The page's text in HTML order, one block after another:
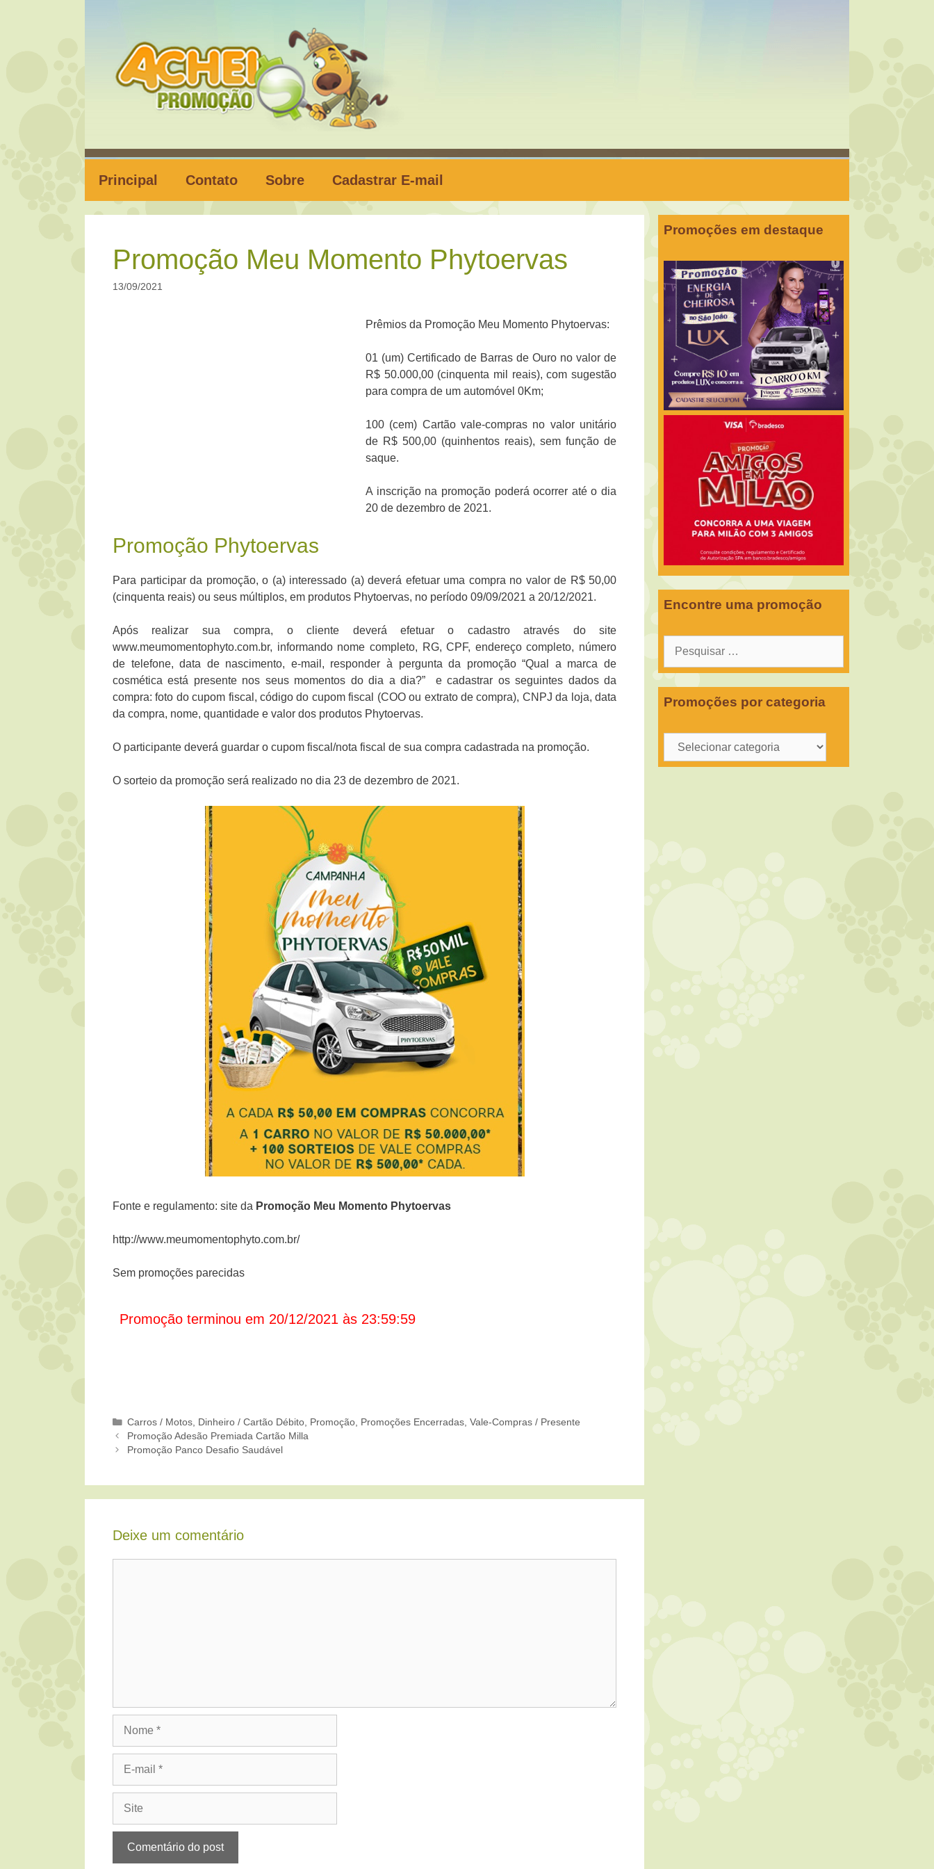
Principal Contato Sobre Cadastrar E-mail
Promoção Meu Momento Phytoervas
13/09/2021
Prêmios da Promoção Meu Momento Phytoervas:
01 (um) Certificado de Barras de Ouro no valor de
R$ 50.000,00 (cinquenta mil reais), com sugestão
para compra de um automóvel 0Km;
100 (cem) Cartão vale-compras no valor unitário
de R$ 500,00 (quinhentos reais), sem função de
saque.
A inscrição na promoção poderá ocorrer até o dia
20 de dezembro de 2021.
Promoção Phytoervas
Para participar da promoção, o (a) interessado (a) deverá efetuar uma compra no valor de R$ 50,00
(cinquenta reais) ou seus múltiplos, em produtos Phytoervas, no período 09/09/2021 a 20/12/2021.
Após realizar sua compra, o cliente deverá efetuar o cadastro através do site
www.meumomentophyto.com.br, informando nome completo, RG, CPF, endereço completo, número
de telefone, data de nascimento, e-mail, responder à pergunta da promoção “Qual a marca de
cosmética está presente nos seus momentos do dia a dia?” e cadastrar os seguintes dados da
compra: foto do cupom fiscal, código do cupom fiscal (COO ou extrato de compra), CNPJ da loja, data
da compra, nome, quantidade e valor dos produtos Phytoervas.
O participante deverá guardar o cupom fiscal/nota fiscal de sua compra cadastrada na promoção.
O sorteio da promoção será realizado no dia 23 de dezembro de 2021.
Fonte e regulamento: site da Promoção Meu Momento Phytoervas
http://www.meumomentophyto.com.br/
Sem promoções parecidas
Promoção terminou em 20/12/2021 às 23:59:59
Categorias
Carros / Motos Dinheiro / Cartão Débito Promoção Promoções Encerradas ,Vale-Compras / Presente
Promoção Adesão Premiada Cartão Milla
Promoção Panco Desafio Saudável
Deixe um comentário
Promoções em destaque
Encontre uma promoção
Pesquisar
Promoções por categoria
Promoções
por